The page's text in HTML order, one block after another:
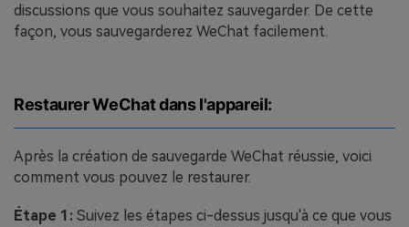
discussions que vous souhaitez sauvegarder. De cette
façon, vous sauvegarderez WeChat facilement.
Restaurer WeChat dans l'appareil:
Après la création de sauvegarde WeChat réussie, voici
comment vous pouvez le restaurer.
Étape 1: Suivez les étapes ci-dessus jusqu'à ce que vous